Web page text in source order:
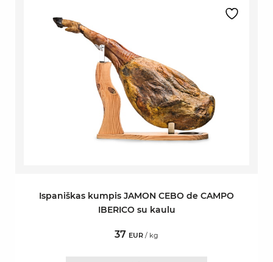
Ispaniškas kumpis JAMON CEBO de CAMPO
IBERICO su kaulu
37 EUR / kg